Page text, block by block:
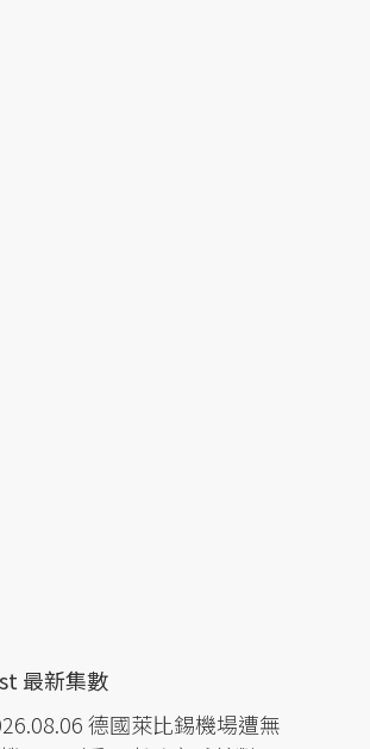
最新集數
德國萊比錫機場遭無